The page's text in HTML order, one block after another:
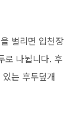
벌리면 입천장
로 나뉩니다. 후
는 후두덮개